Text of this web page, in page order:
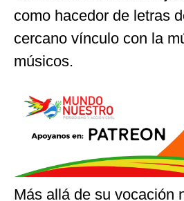
como hacedor de letras
cercano vínculo con la
músicos.
Más allá de su vocación